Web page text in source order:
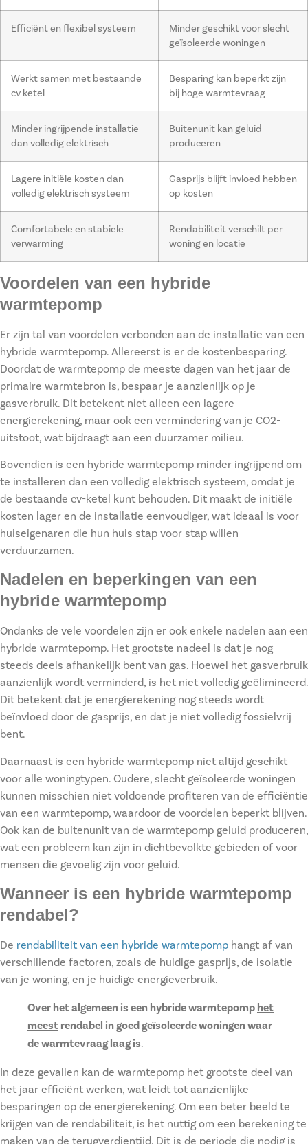
Efficiënt en flexibel systeem
Minder geschikt voor slecht
geïsoleerde woningen
Werkt samen met bestaande
cv ketel
Besparing kan beperkt zijn
bij hoge warmtevraag
Minder ingrijpende installatie
dan volledig elektrisch
Buitenunit kan geluid
produceren
Lagere initiële kosten dan
volledig elektrisch systeem
Gasprijs blijft invloed hebben
op kosten
Comfortabele en stabiele
verwarming
Rendabiliteit verschilt per
woning en locatie
Voordelen van een hybride
warmtepomp
Er zijn tal van voordelen verbonden aan de installatie van een
hybride warmtepomp. Allereerst is er de kostenbesparing.
Doordat de warmtepomp de meeste dagen van het jaar de
primaire warmtebron is, bespaar je aanzienlijk op je
gasverbruik. Dit betekent niet alleen een lagere
energierekening, maar ook een vermindering van je CO2-
uitstoot, wat bijdraagt aan een duurzamer milieu.
Bovendien is een hybride warmtepomp minder ingrijpend om
te installeren dan een volledig elektrisch systeem, omdat je
de bestaande cv-ketel kunt behouden. Dit maakt de initiële
kosten lager en de installatie eenvoudiger, wat ideaal is voor
huiseigenaren die hun huis stap voor stap willen
verduurzamen.
Nadelen en beperkingen van een
hybride warmtepomp
Ondanks de vele voordelen zijn er ook enkele nadelen aan een
hybride warmtepomp. Het grootste nadeel is dat je nog
steeds deels afhankelijk bent van gas. Hoewel het gasverbruik
aanzienlijk wordt verminderd, is het niet volledig geëlimineerd.
Dit betekent dat je energierekening nog steeds wordt
beïnvloed door de gasprijs, en dat je niet volledig fossielvrij
bent.
Daarnaast is een hybride warmtepomp niet altijd geschikt
voor alle woningtypen. Oudere, slecht geïsoleerde woningen
kunnen misschien niet voldoende profiteren van de efficiëntie
van een warmtepomp, waardoor de voordelen beperkt blijven.
Ook kan de buitenunit van de warmtepomp geluid produceren,
wat een probleem kan zijn in dichtbevolkte gebieden of voor
mensen die gevoelig zijn voor geluid.
Wanneer is een hybride warmtepomp
rendabel?
De rendabiliteit van een hybride warmtepomp hangt af van
verschillende factoren, zoals de huidige gasprijs, de isolatie
van je woning, en je huidige energieverbruik.
Over het algemeen is een hybride warmtepomp het
meest rendabel in goed geïsoleerde woningen waar
de warmtevraag laag is.
In deze gevallen kan de warmtepomp het grootste deel van
het jaar efficiënt werken, wat leidt tot aanzienlijke
besparingen op de energierekening. Om een beter beeld te
krijgen van de rendabiliteit, is het nuttig om een berekening te
maken van de terugverdientijd. Dit is de periode die nodig is